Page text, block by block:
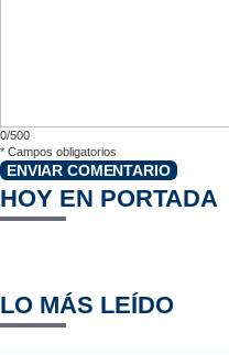
0/500
* Campos obligatorios
ENVIAR COMENTARIO
HOY EN PORTADA
LO MÁS LEÍDO